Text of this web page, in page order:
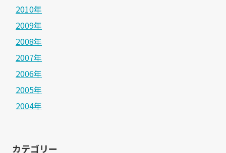
2010年
2009年
2008年
2007年
2006年
2005年
2004年
カテゴリー